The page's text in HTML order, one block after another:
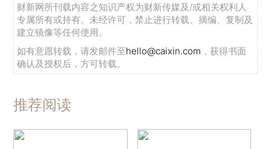
财新网所刊载内容之知识产权为财新传媒及/或相关权利人
专属所有或持有。未经许可，禁止进行转载、摘编、复制及
建立镜像等任何使用。
如有意愿转载，请发邮件至hello@caixin.com ，获得书面
确认及授权后，方可转载。
推荐阅读